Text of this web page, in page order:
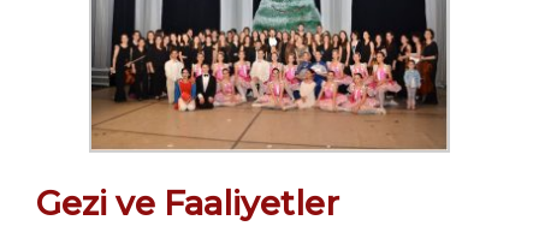
Gezi ve Faaliyetler